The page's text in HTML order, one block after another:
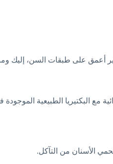
أعمق على طبقات السن، إليك
مع البكتيريا الطبيعية
الأسنان من التآكل.